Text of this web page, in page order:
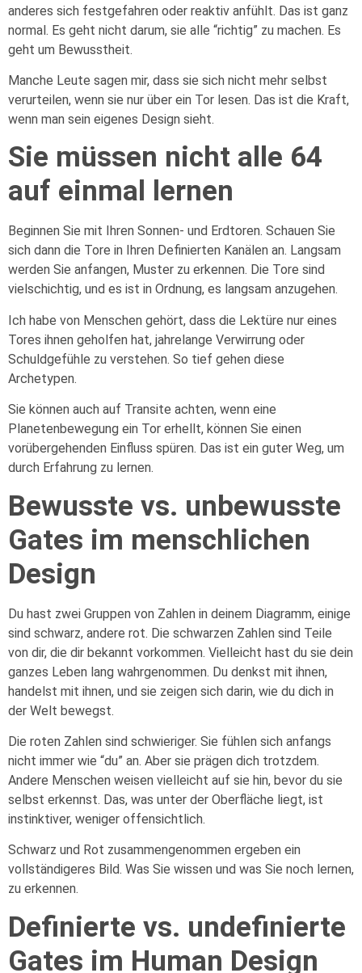
anderes sich festgefahren oder reaktiv anfühlt. Das ist ganz
normal. Es geht nicht darum, sie alle “richtig” zu machen. Es
geht um Bewusstheit.
Manche Leute sagen mir, dass sie sich nicht mehr selbst
verurteilen, wenn sie nur über ein Tor lesen. Das ist die Kraft,
wenn man sein eigenes Design sieht.
Sie müssen nicht alle 64
auf einmal lernen
Beginnen Sie mit Ihren Sonnen- und Erdtoren. Schauen Sie
sich dann die Tore in Ihren Definierten Kanälen an. Langsam
werden Sie anfangen, Muster zu erkennen. Die Tore sind
vielschichtig, und es ist in Ordnung, es langsam anzugehen.
Ich habe von Menschen gehört, dass die Lektüre nur eines
Tores ihnen geholfen hat, jahrelange Verwirrung oder
Schuldgefühle zu verstehen. So tief gehen diese
Archetypen.
Sie können auch auf Transite achten, wenn eine
Planetenbewegung ein Tor erhellt, können Sie einen
vorübergehenden Einfluss spüren. Das ist ein guter Weg, um
durch Erfahrung zu lernen.
Bewusste vs. unbewusste
Gates im menschlichen
Design
Du hast zwei Gruppen von Zahlen in deinem Diagramm, einige
sind schwarz, andere rot. Die schwarzen Zahlen sind Teile
von dir, die dir bekannt vorkommen. Vielleicht hast du sie dein
ganzes Leben lang wahrgenommen. Du denkst mit ihnen,
handelst mit ihnen, und sie zeigen sich darin, wie du dich in
der Welt bewegst.
Die roten Zahlen sind schwieriger. Sie fühlen sich anfangs
nicht immer wie “du” an. Aber sie prägen dich trotzdem.
Andere Menschen weisen vielleicht auf sie hin, bevor du sie
selbst erkennst. Das, was unter der Oberfläche liegt, ist
instinktiver, weniger offensichtlich.
Schwarz und Rot zusammengenommen ergeben ein
vollständigeres Bild. Was Sie wissen und was Sie noch lernen,
zu erkennen.
Definierte vs. undefinierte
Gates im Human Design